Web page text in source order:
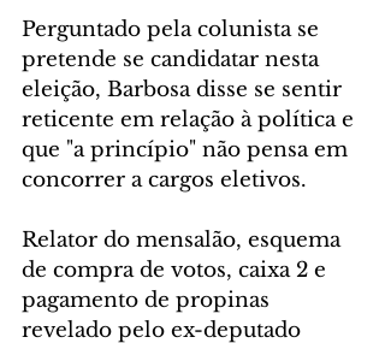
Perguntado pela colunista se
pretende se candidatar nesta
eleição, Barbosa disse se sentir
reticente em relação à política e
que "a princípio" não pensa em
concorrer a cargos eletivos.
Relator do mensalão, esquema
de compra de votos, caixa 2 e
pagamento de propinas
revelado pelo ex-deputado